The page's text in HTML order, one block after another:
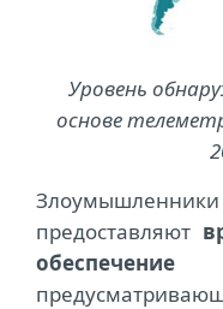
Уровень
основе
предоставляют